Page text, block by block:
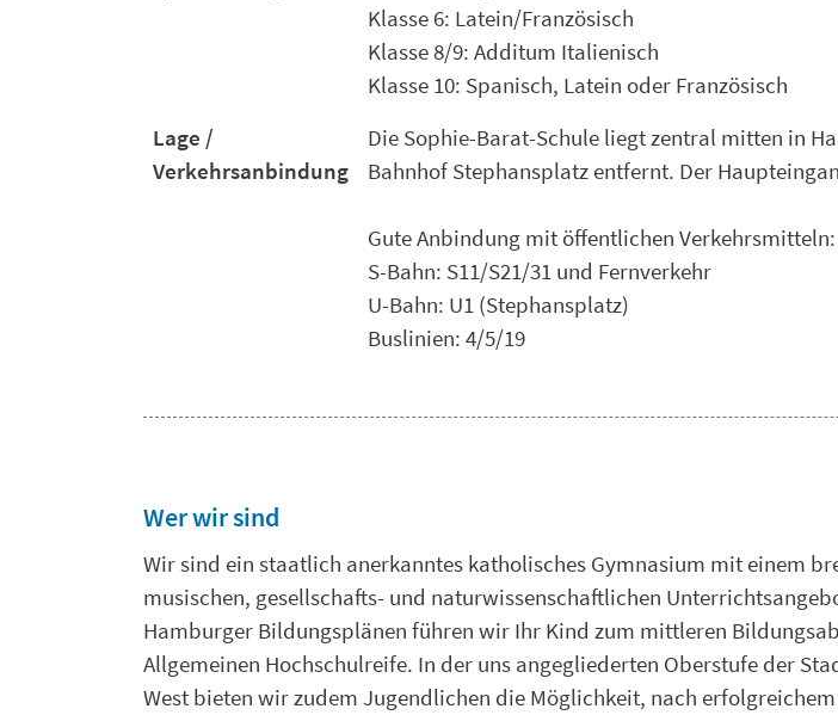
Klasse 6: Latein/Französisch
Klasse 8/9: Additum Italienisch
Klasse 10: Spanisch, Latein oder Französisch
Lage /
Verkehrsanbindung
Die Sophie-Barat-Schule liegt zentral mitten in
Bahnhof Stephansplatz entfernt. Der
Gute Anbindung mit öffentlichen Verkehrsmitteln:
S-Bahn: S11/S21/31 und Fernverkehr
U-Bahn: U1 (Stephansplatz)
Buslinien: 4/5/19
Wer wir sind
Wir sind ein staatlich anerkanntes katholisches Gymnasium mit einem
musischen, gesellschafts- und naturwissenschaftlichen
Hamburger Bildungsplänen führen wir Ihr Kind zum mittleren
Allgemeinen Hochschulreife. In der uns angegliederten Oberstufe der
West bieten wir zudem Jugendlichen die Möglichkeit, nach